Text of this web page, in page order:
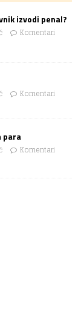
izvodi penal?
Komentari
Komentari
para
Komentari